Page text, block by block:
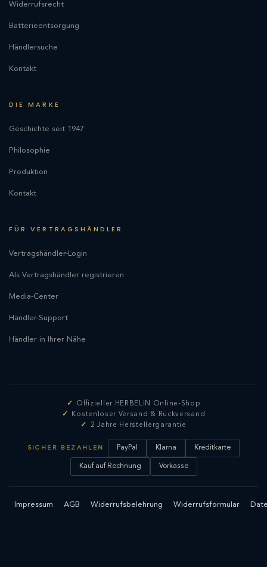
Widerrufsrecht
Batterieentsorgung
Händlersuche
Kontakt
DIE MARKE
Geschichte seit 1947
Philosophie
Produktion
Kontakt
FÜR VERTRAGSHÄNDLER
Vertragshändler-Login
Als Vertragshändler registrieren
Media-Center
Händler-Support
Händler in Ihrer Nähe
Offizieller HERBELIN Online-Shop
Kostenloser Versand & Rückversand
2 Jahre Herstellergarantie
SICHER BEZAHLEN PayPal Klarna Kreditkarte
Kauf auf Rechnung Vorkasse
Impressum AGB Widerrufsbelehrung Widerrufsformular